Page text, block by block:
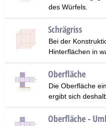
des Würfels.
Schrägriss
Bei der
Hinterflächen in
Oberfläche
Die Oberfläche
ergibt sich
Oberfläche -